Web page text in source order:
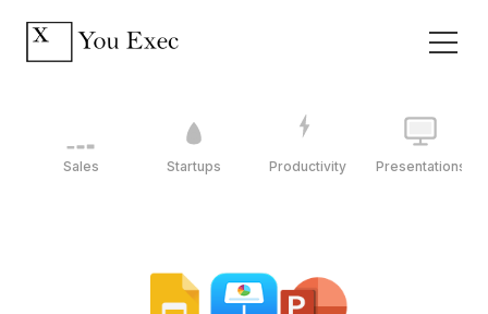
Sales Startups Productivity Presentations